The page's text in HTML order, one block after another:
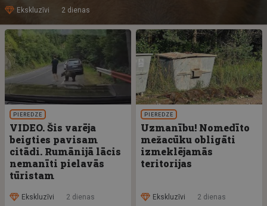
Ekskluzīvi 2 dienas
PIEREDZE
VIDEO. Šis varēja
beigties pavisam
citādi. Rumānijā lācis
nemanīti pielavās
tūristam
Ekskluzīvi 2 dienas
PIEREDZE
Uzmanību! Nomedīto
mežacūku obligāti
izmeklējamās
teritorijas
Ekskluzīvi 2 dienas